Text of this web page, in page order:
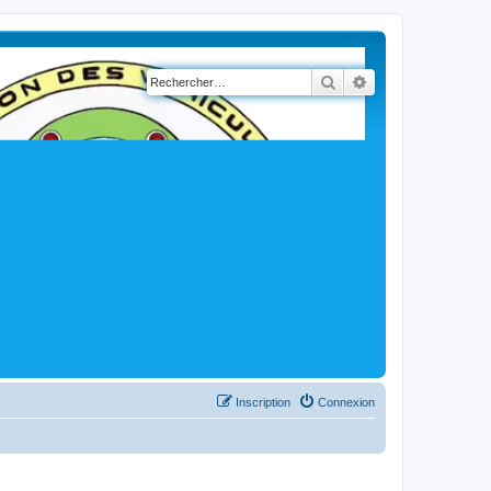
Rechercher
Connexion
Inscription